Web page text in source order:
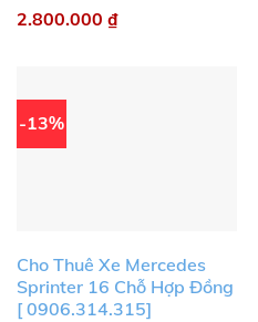
2.800.000 ₫
-13%
Cho Thuê Xe Mercedes
Sprinter 16 Chỗ Hợp Đồng
[ 0906.314.315]